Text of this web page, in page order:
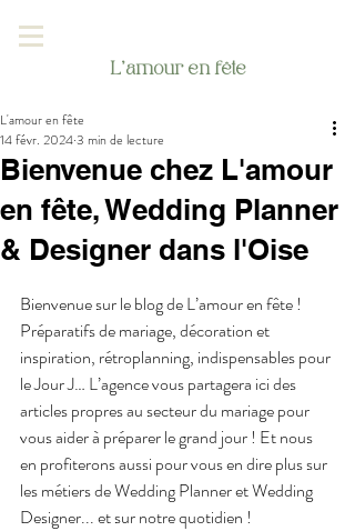
L'amour en fête
Bienvenue chez L'amour
en fête, Wedding Planner
& Designer dans l'Oise
L'amour en fête
14 févr. 20243 min de lecture
Bienvenue sur le blog de L’amour en fête !
Préparatifs de mariage, décoration et
inspiration, rétroplanning, indispensables pour
le Jour J… L’agence vous partagera ici des
articles propres au secteur du mariage pour
vous aider à préparer le grand jour ! Et nous
en profiterons aussi pour vous en dire plus sur
les métiers de Wedding Planner et Wedding
Designer... et sur notre quotidien !